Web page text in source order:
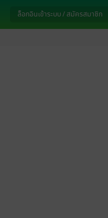
ล็อกอินเข้าระบบ / สมัครสมาชิก